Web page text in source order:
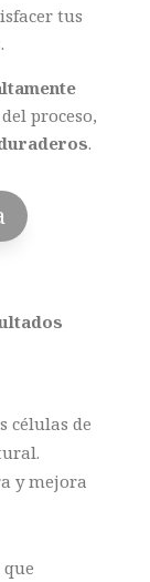
tus
proceso,
.
células de
y mejora